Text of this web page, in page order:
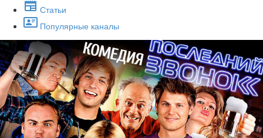
Статьи
Популярные каналы